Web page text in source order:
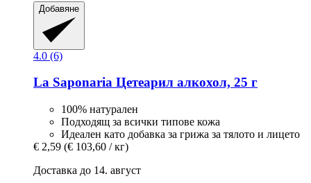
Добавяне
4.0 (6)
La Saponaria Цетеарил алкохол, 25 г
100% натурален
Подходящ за всички типове кожа
Идеален като добавка за грижа за тялото и лицето
€ 2,59 (€ 103,60 / кг)
Доставка до 14. август